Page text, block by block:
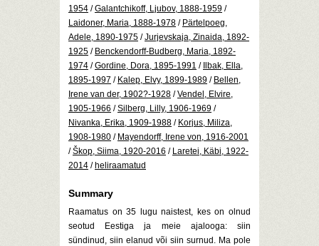
1954 /Galantchikoff, Ljubov, 1888-1959 /
Laidoner, Maria, 1888-1978 / Pärtelpoeg,
Adele, 1890-1975 /Jurjevskaja, Zinaida, 1892-
1925 / Benckendorff-Budberg, Maria, 1892-
1974 /Gordine, Dora, 1895-1991 /
Ilbak, Ella,
1895-1997 / Kalep, Elvy, 1899-1989 / Bellen,
Irene van der, 1902?-1928 /Vendel, Elvire,
1905-1966 /Silberg, Lilly, 1906-1969 /
Nivanka, Erika, 1909-1988 / Korjus, Miliza,
1908-1980 / Mayendorff, Irene von, 1916-2001
/Škop, Siima, 1920-2016 / Laretei, Käbi, 1922-
2014 / heliraamatud
Summary
Raamatus on 35 lugu naistest, kes on olnud
seotud Eestiga ja meie ajalooga: siin
sündinud, siin elanud või siin surnud. Ma pole